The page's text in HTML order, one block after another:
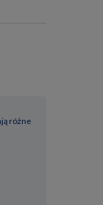
różne